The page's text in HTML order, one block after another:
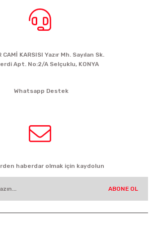
CAMİ KARSISI Yazır Mh. Sayılan Sk.
Apt. No:2/A Selçuklu, KONYA
Whatsapp Destek
haberdar olmak için kaydolun
ABONE OL